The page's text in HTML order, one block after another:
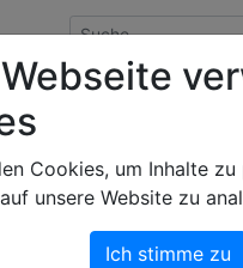
werden. Dazu auf
kannst du deine
gehen und deine Lizenz
Cookies, um Inhalte zu
unsere Website zu
Ich stimme zu